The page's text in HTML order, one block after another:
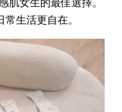
肌女生的最佳選擇。
生活更自在。